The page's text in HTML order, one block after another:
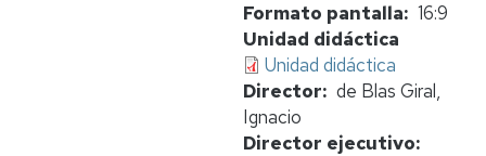
Formato pantalla
16:9
Unidad didáctica
Unidad didáctica
Director
de Blas Giral,
Ignacio
Director ejecutivo